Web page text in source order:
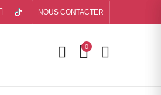
NOUS CONTACTER
0